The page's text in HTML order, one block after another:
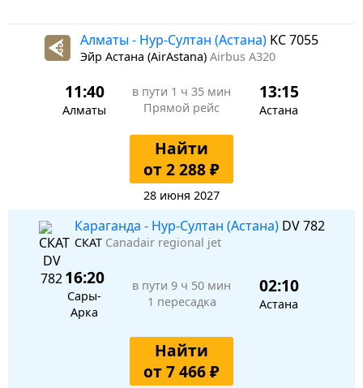
Алматы - Нур-Султан (Астана) KC 7055
Эйр Астана (AirAstana) Airbus A320
11:40
Алматы
в пути 1 ч 35 мин
Прямой рейс
13:15
Астана
Найти
от 2 288 ₽
28 июня 2027
Караганда - Нур-Султан (Астана) DV 782
СКАТ Canadair regional jet
16:20
Сары-
Арка
в пути 9 ч 50 мин
1 пересадка
02:10
Астана
Найти
от 7 466 ₽